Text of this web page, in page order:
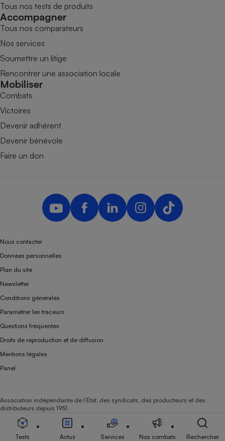
Tous nos tests de produits
Accompagner
Tous nos comparateurs
Nos services
Soumettre un litige
Rencontrer une association locale
Mobiliser
Combats
Victoires
Devenir adhérent
Devenir bénévole
Faire un don
Nous contacter
Données personnelles
Plan du site
Newsletter
Conditions générales
Paramétrer les traceurs
Questions fréquentes
Droits de reproduction et de diffusion
Mentions légales
Panel
Association indépendante de l’État, des syndicats, des producteurs et des
distributeurs depuis 1951.
Tests Actus Services Nos combats Rechercher